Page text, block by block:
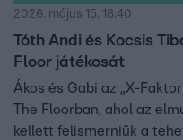
2026. május 15. 18:40
Tóth Andi és Kocsis
Floor játékosát
Ákos és Gabi az „X-
The Floorban, ahol az
kellett felismerniük a